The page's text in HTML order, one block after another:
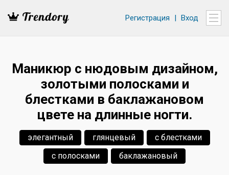
Регистрация | Вход
Маникюр с нюдовым дизайном,
золотыми полосками и
блестками в баклажановом
цвете на длинные ногти.
элегантный глянцевый
с блестками
с полосками
баклажановый